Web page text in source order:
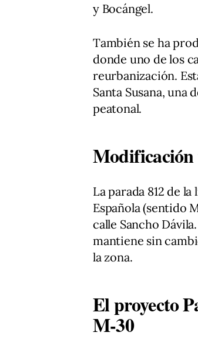
y Bocángel.
También se ha
donde uno de los
reurbanización.
Santa Susana, una
peatonal.
La parada 812 de
Española (sentido
calle Sancho
mantiene sin
la zona.
El proyecto
M-30